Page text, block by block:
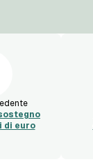
di euro